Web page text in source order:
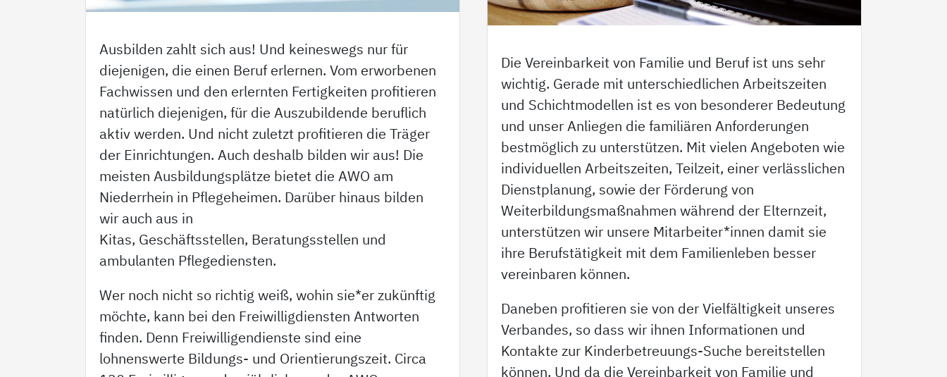
Ausbilden zahlt sich aus! Und keineswegs nur für
diejenigen, die einen Beruf erlernen. Vom erworbenen
Fachwissen und den erlernten Fertigkeiten profitieren
natürlich diejenigen, für die Auszubildende beruflich
aktiv werden. Und nicht zuletzt profitieren die Träger
der Einrichtungen. Auch deshalb bilden wir aus! Die
meisten Ausbildungsplätze bietet die AWO am
Niederrhein in Pflegeheimen. Darüber hinaus bilden
wir auch aus in
Kitas, Geschäftsstellen, Beratungsstellen und
ambulanten Pflegediensten.
Wer noch nicht so richtig weiß, wohin sie*er zukünftig
möchte, kann bei den Freiwilligdiensten Antworten
finden. Denn Freiwilligendienste sind eine
lohnenswerte Bildungs- und Orientierungszeit. Circa
Die Vereinbarkeit von Familie und Beruf ist uns sehr
wichtig. Gerade mit unterschiedlichen Arbeitszeiten
und Schichtmodellen ist es von besonderer Bedeutung
und unser Anliegen die familiären Anforderungen
bestmöglich zu unterstützen. Mit vielen Angeboten wie
individuellen Arbeitszeiten, Teilzeit, einer verlässlichen
Dienstplanung, sowie der Förderung von
Weiterbildungsmaßnahmen während der Elternzeit,
unterstützen wir unsere Mitarbeiter*innen damit sie
ihre Berufstätigkeit mit dem Familienleben besser
vereinbaren können.
Daneben profitieren sie von der Vielfältigkeit unseres
Verbandes, so dass wir ihnen Informationen und
Kontakte zur Kinderbetreuungs-Suche bereitstellen
können. Und da die Vereinbarkeit von Familie und